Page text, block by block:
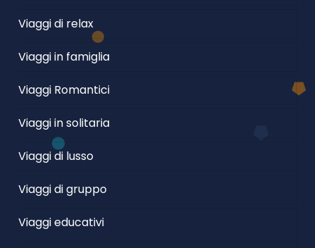
Viaggi di relax
Viaggi in famiglia
Viaggi Romantici
Viaggi in solitaria
Viaggi di lusso
Viaggi di gruppo
Viaggi educativi